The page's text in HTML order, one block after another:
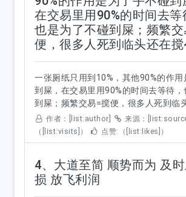
在交易里用90%的时间去等
也是为了不碰到屎；频繁交
便，很多人死到临头还在
一张厕纸只用到10%，其他90%的作用
到屎，在交易里用90%的时间去等待，
到屎；频繁交易=搅便，很多人死到临
作者：[list:author] 来源：
（[list:visits]）
点赞:（[list:likes]）
4、大道至简 顺势而为 及
损 放飞利润